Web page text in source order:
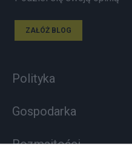
ZAŁÓŻ BLOG
Polityka
Gospodarka
Rozmaitości